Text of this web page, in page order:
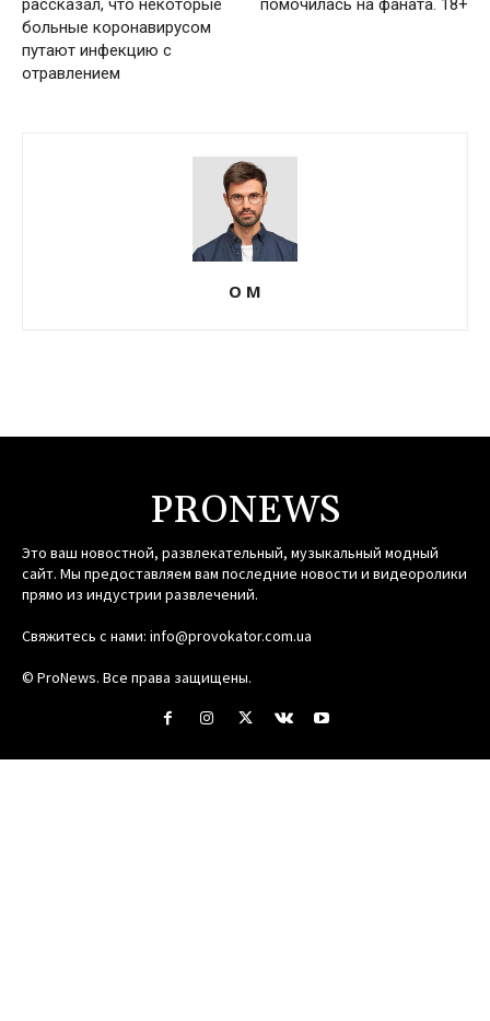
больные коронавирусом
путают инфекцию с
отравлением
О М
PRONEWS
Это ваш новостной, развлекательный, музыкальный модный
сайт. Мы предоставляем вам последние новости и видеоролики
прямо из индустрии развлечений.
Свяжитесь с нами: info@provokator.com.ua
© ProNews. Все права защищены.